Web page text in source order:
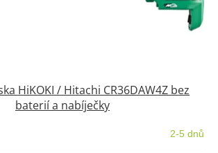
HiKOKI / Hitachi CR36DAW4Z bez
baterií a nabíječky
2-5 dnů